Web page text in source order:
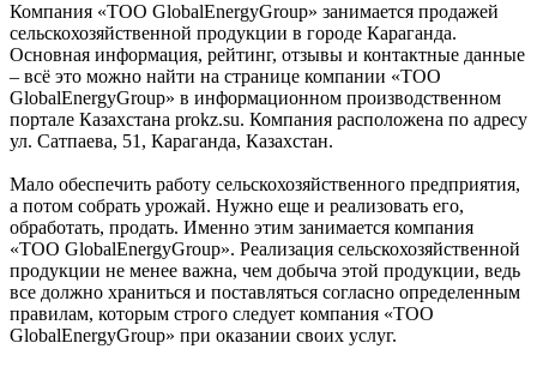
Компания «ТОО GlobalEnergyGroup» занимается продажей
сельскохозяйственной продукции в городе Караганда.
Основная информация, рейтинг, отзывы и контактные данные
– всё это можно найти на странице компании «ТОО
GlobalEnergyGroup» в информационном производственном
портале Казахстана prokz.su. Компания расположена по адресу
ул. Сатпаева, 51, Караганда, Казахстан.
Мало обеспечить работу сельскохозяйственного предприятия,
а потом собрать урожай. Нужно еще и реализовать его,
обработать, продать. Именно этим занимается компания
«ТОО GlobalEnergyGroup». Реализация сельскохозяйственной
продукции не менее важна, чем добыча этой продукции, ведь
все должно храниться и поставляться согласно определенным
правилам, которым строго следует компания «ТОО
GlobalEnergyGroup» при оказании своих услуг.